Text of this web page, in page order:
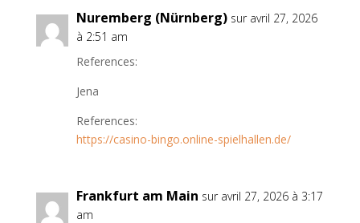
Nuremberg (Nürnberg) sur avril 27, 2026
à 2:51 am
References:
Jena
References:
https://casino-bingo.online-spielhallen.de/
Frankfurt am Main sur avril 27, 2026 à 3:17
am